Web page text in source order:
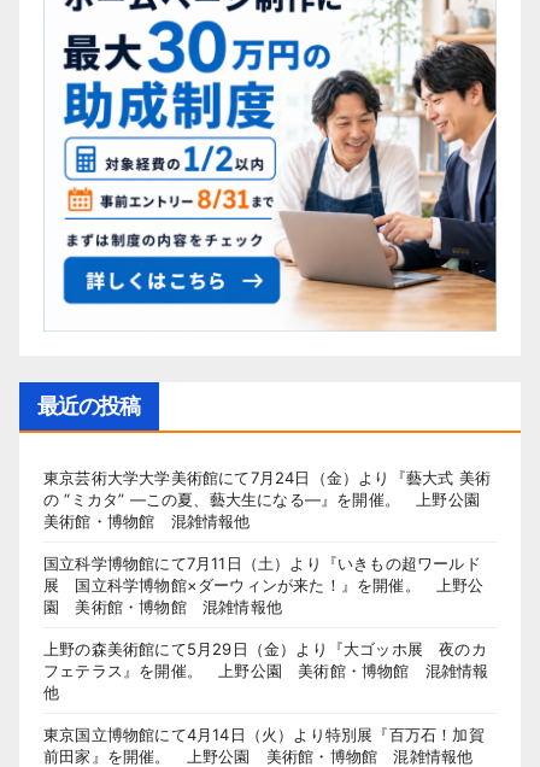
最近の投稿
東京芸術大学大学美術館にて7月24日（金）より『藝大式 美術
の “ミカタ” ―この夏、藝大生になる―』を開催。 上野公園
美術館・博物館 混雑情報他
国立科学博物館にて7月11日（土）より『いきもの超ワールド
展 国立科学博物館×ダーウィンが来た！』を開催。 上野公
園 美術館・博物館 混雑情報他
上野の森美術館にて5月29日（金）より『大ゴッホ展 夜のカ
フェテラス』を開催。 上野公園 美術館・博物館 混雑情報
他
東京国立博物館にて4月14日（火）より特別展『百万石！加賀
前田家』を開催。 上野公園 美術館・博物館 混雑情報他